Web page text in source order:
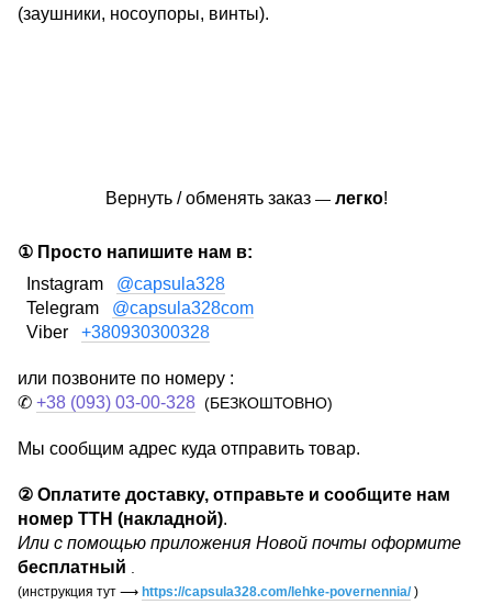
(заушники, носоупоры, винты).
Вернуть / обменять заказ — легко!
① Просто напишите нам в:
Instagram @capsula328
Telegram @capsula328com
Viber +380930300328
или позвоните по номеру :
✆ +38 (093) 03-00-328 (БЕЗКОШТОВНО)
Мы сообщим адрес куда отправить товар.
② Оплатите доставку, отправьте и сообщите нам
номер ТТН (накладной).
Или с помощью приложения Новой почты оформите
бесплатный
(инструкция тут ⟶ https://capsula328.com/lehke-povernennia/)